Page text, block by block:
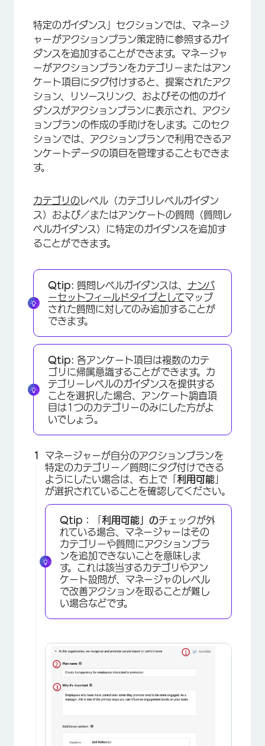
×
×
特定のガイダンス」セクションでは、マネージ
ャーがアクションプラン策定時に参照するガイ
ダンスを追加することができます。マネージャ
ーがアクションプランをカテゴリーまたはアン
ケート項目にタグ付けすると、提案されたアク
ション、リソースリンク、およびその他のガイ
ダンスがアクションプランに表示され、アクシ
ョンプランの作成の手助けをします。このセク
ションでは、アクションプランで利用できるア
ンケートデータの項目を管理することもできま
す。
カテゴリの レベル（カテゴリレベルガイダン
ス）および／またはアンケートの質問（質問レ
ベルガイダンス）に特定のガイダンスを追加す
ることができます。
Qtip: 質問レベルガイダンスは、 ナンバ
ーセットフィールドタイプとしてマップ
された質問に対してのみ追加することが
できます。
Qtip: 各アンケート項目は複数のカテ
ゴリに帰属意識することができます。カ
テゴリーレベルのガイダンスを提供する
ことを選択した場合、アンケート調査項
目は1つのカテゴリーのみにした方がよ
いでしょう。
マネージャーが自分のアクションプランを
特定のカテゴリー／質問にタグ付けできる
ようにしたい場合は、右上で「 利用可能
が選択されていることを確認してください。
Qtip： 利用可能」のチェックが外
れている場合、マネージャーはその
カテゴリーや質問にアクションプラ
ンを追加できないことを意味しま
す。これは該当するカテゴリやアン
ケート設問が、マネージャのレベル
で改善アクションを取ることが難し
い場合などです。